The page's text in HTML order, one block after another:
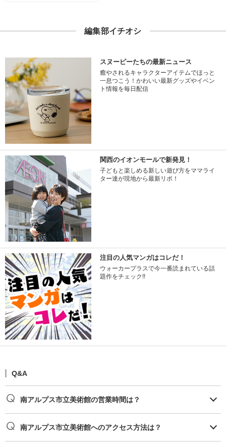
編集部イチオシ
スヌーピーたちの最新ニュース
癒やされるキャラクターアイテムでほっと
一息つこう！かわいい最新グッズやイベン
ト情報を毎日配信
関西のイオンモールで新発見！
子どもと楽しめる新しい遊び方をママライ
ター達が現地から最新リポ！
注目の人気マンガはコレだ！
ウォーカープラスで今一番読まれている話
題作をチェック!!
Q&A
南アルプス市立美術館の営業時間は？
南アルプス市立美術館へのアクセス方法は？